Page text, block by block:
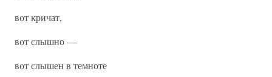
вот кричат,
вот слышно —
вот слышен в темноте